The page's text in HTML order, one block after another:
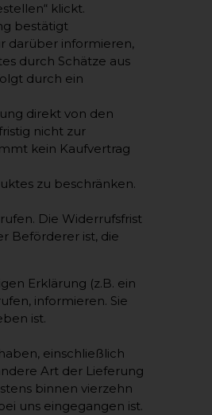
klickt.
bestätigt
darüber informieren,
durch Schätze aus
durch ein
direkt von den
nicht zur
kein Kaufvertrag
zu beschränken.
Die Widerrufsfrist
Beförderer ist, die
Erklärung (z.B. ein
informieren. Sie
ist.
einschließlich
Art der Lieferung
binnen vierzehn
uns eingegangen ist.